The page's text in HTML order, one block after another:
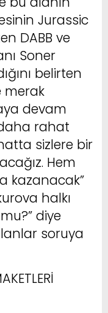
Jurassic
DABB ve
Soner
belirten
merak
devam
rahat
sizlere bir
Hem
kazanacak”
halkı
diye
soruya